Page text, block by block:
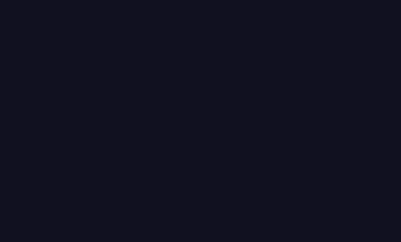
y sus respectivos DTOs, el tiempo dedicado a
con MapStruct: guía paso